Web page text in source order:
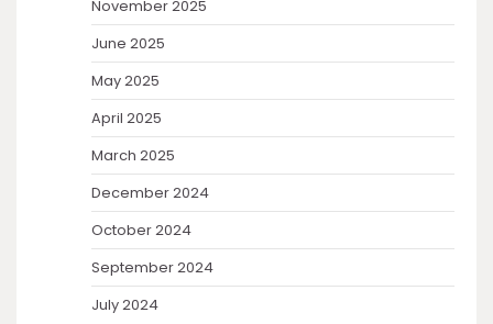
November 2025
June 2025
May 2025
April 2025
March 2025
December 2024
October 2024
September 2024
July 2024